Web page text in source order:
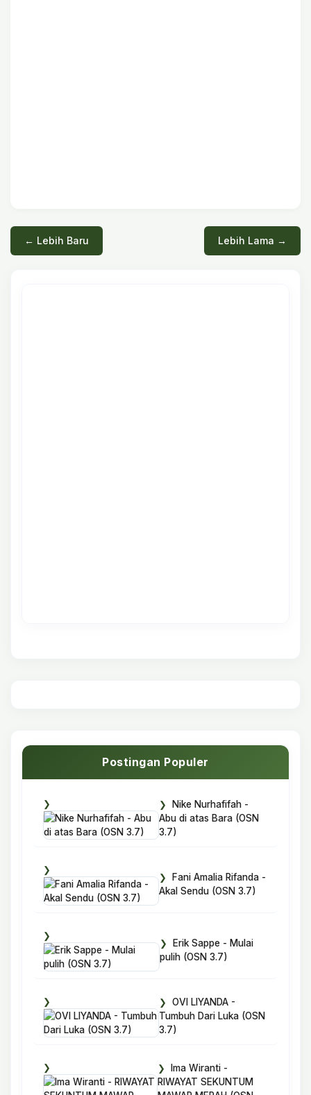
← Lebih Baru Lebih Lama →
Postingan Populer
Nike Nurhafifah -
Abu di atas Bara (OSN
3.7)
Fani Amalia Rifanda -
Akal Sendu (OSN 3.7)
Erik Sappe - Mulai
pulih (OSN 3.7)
OVI LIYANDA -
Tumbuh Dari Luka (OSN
3.7)
Ima Wiranti -
RIWAYAT SEKUNTUM